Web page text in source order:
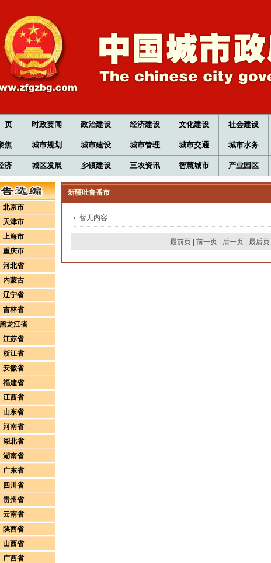
时政要闻 政治建设 经济建设 文化建设 社会建设
焦 城市规划 城市建设 城市管理 城市交通 城市水务
济 城区发展 乡镇建设 三农资讯 智慧城市 产业园区
北京市
天津市
上海市
重庆市
河北省
内蒙古
辽宁省
吉林省
黑龙江省
江苏省
浙江省
安徽省
福建省
江西省
山东省
河南省
湖北省
湖南省
广东省
四川省
贵州省
云南省
陕西省
山西省
广西省
新疆吐鲁番市
暂无内容
最前页| 前一页| 后一页| 最后页